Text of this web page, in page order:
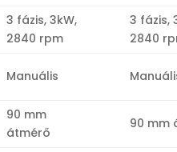
3 fázis, 3kW,
2840 rpm
3 fázis,
2840
Manuális
90 mm
átmérő
90 mm